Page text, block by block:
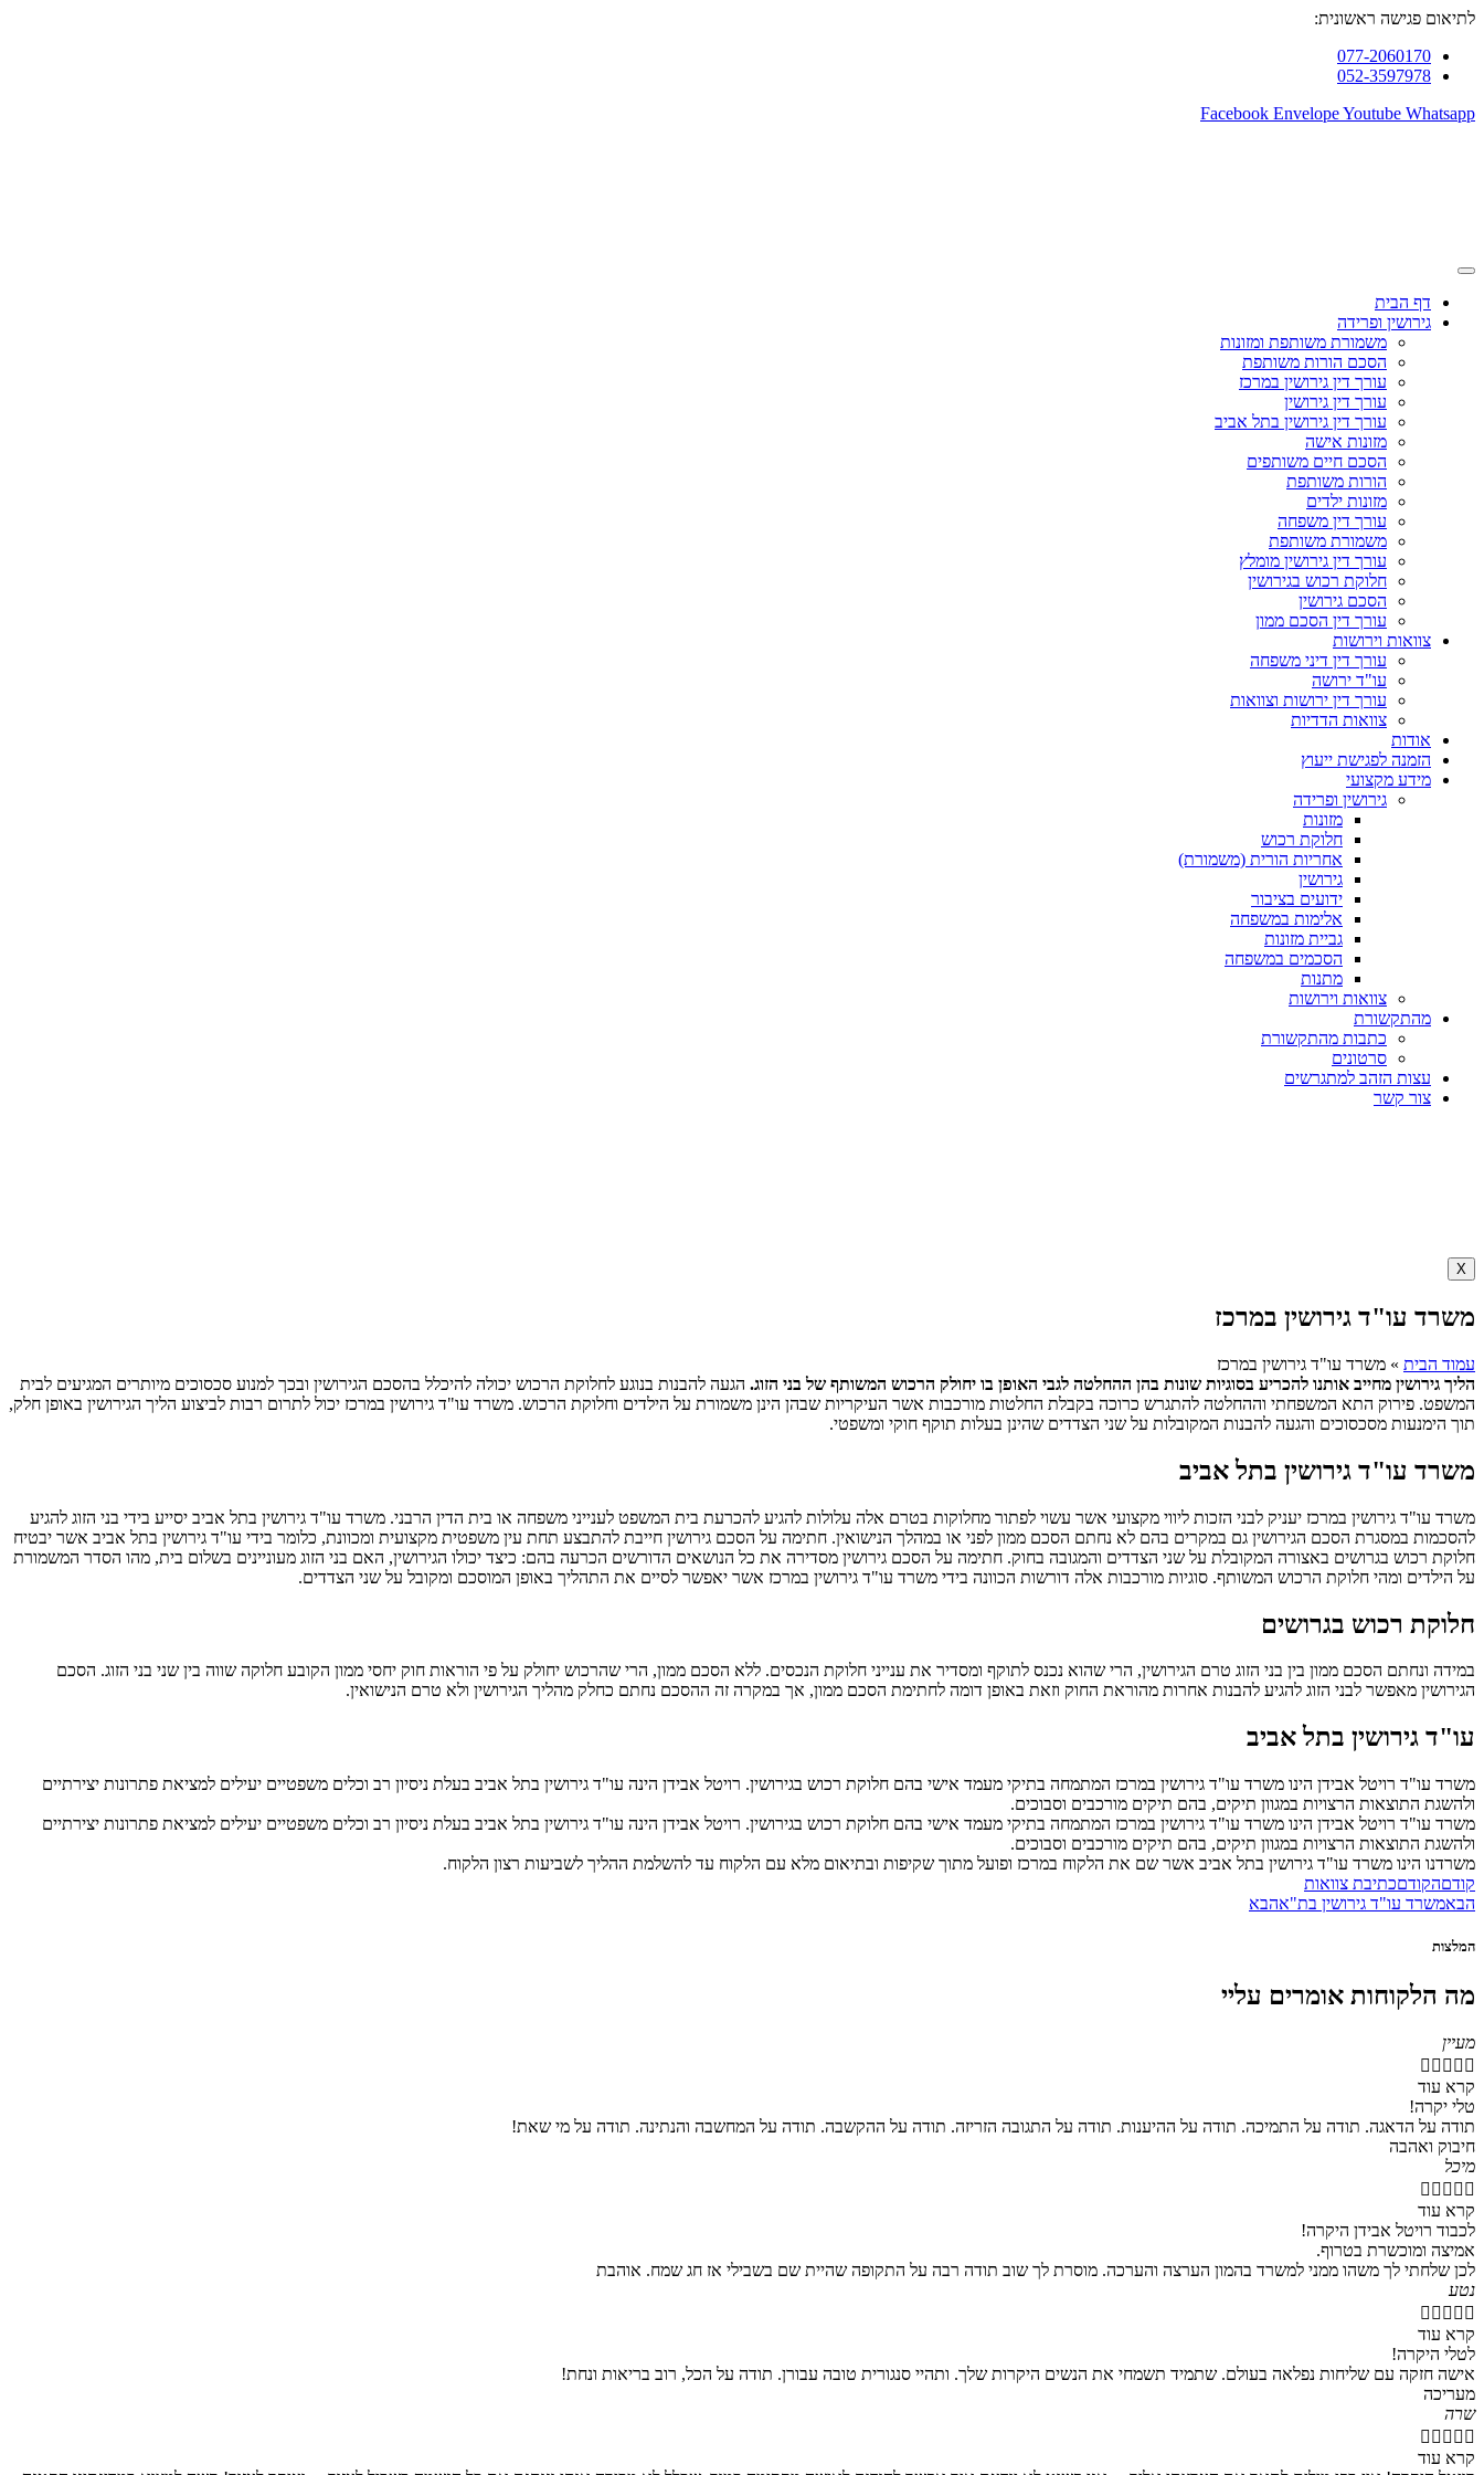
לתיאום פגישה ראשונית:
077-2060170
052-3597978
Facebook EnvelopeYoutube Whatsapp
דף הבית
גירושין ופרידה
משמורת משותפת ומזונות
הסכם הורות משותפת
עורך דין גירושין במרכז
עורך דין גירושין
עורך דין גירושין בתל אביב
מזונות אישה
הסכם חיים משותפים
הורות משותפת
מזונות ילדים
עורך דין משפחה
משמורת משותפת
עורך דין גירושין מומלץ
חלוקת רכוש בגירושין
הסכם גירושין
עורך דין הסכם ממון
צוואות וירושות
עורך דין דיני משפחה
עו"ד ירושה
עורך דין ירושות וצוואות
צוואות הדדיות
אודות
הזמנה לפגישת ייעוץ
מידע מקצועי
גירושין ופרידה
מזונות
חלוקת רכוש
אחריות הורית (משמורת)
גירושין
ידועים בציבור
אלימות במשפחה
גביית מזונות
הסכמים במשפחה
מתנות
צוואות וירושות
מהתקשורת
כתבות מהתקשורת
סרטונים
עצות הזהב למתגרשים
צור קשר
X
משרד עו"ד גירושין במרכז
עמוד הבית » משרד עו"ד גירושין במרכז
הליך גירושין מחייב אותנו להכריע בסוגיות שונות בהן ההחלטה לגבי האופן בו יחולק הרכוש המשותף של בני הזוג. הגעה להבנות בנוגע לחלוקת הרכוש יכולה להיכלל בהסכם הגירושין ובכך למנוע סכסוכים מיותרים המגיעים לבית
המשפט. פירוק התא המשפחתי וההחלטה להתגרש כרוכה בקבלת החלטות מורכבות אשר העיקריות שבהן הינן משמורת על הילדים וחלוקת הרכוש. משרד עו"ד גירושין במרכז יכול לתרום רבות לביצוע הליך הגירושין באופן חלק,
תוך הימנעות מסכסוכים והגעה להבנות המקובלות על שני הצדדים שהינן בעלות תוקף חוקי ומשפטי.
משרד עו"ד גירושין בתל אביב
משרד עו"ד גירושין במרכז יעניק לבני הזכות ליווי מקצועי אשר עשוי לפתור מחלוקות בטרם אלה עלולות להגיע להכרעת בית המשפט לענייני משפחה או בית הדין הרבני. משרד עו"ד גירושין בתל אביב יסייע בידי בני הזוג להגיע
להסכמות במסגרת הסכם הגירושין גם במקרים בהם לא נחתם הסכם ממון לפני או במהלך הנישואין. חתימה על הסכם גירושין חייבת להתבצע תחת עין משפטית מקצועית ומכוונת, כלומר בידי עו"ד גירושין בתל אביב אשר יבטיח
חלוקת רכוש בגרושים באצורה המקובלת על שני הצדדים והמגובה בחוק. חתימה על הסכם גירושין מסדירה את כל הנושאים הדורשים הכרעה בהם: כיצד יכולו הגירושין, האם בני הזוג מעוניינים בשלום בית, מהו הסדר המשמורת
על הילדים ומהי חלוקת הרכוש המשותף. סוגיות מורכבות אלה דורשות הכוונה בידי משרד עו"ד גירושין במרכז אשר יאפשר לסיים את התהליך באופן המוסכם ומקובל על שני הצדדים.
חלוקת רכוש בגרושים
במידה ונחתם הסכם ממון בין בני הזוג טרם הגירושין, הרי שהוא נכנס לתוקף ומסדיר את ענייני חלוקת הנכסים. ללא הסכם ממון, הרי שהרכוש יחולק על פי הוראות חוק יחסי ממון הקובע חלוקה שווה בין שני בני הזוג. הסכם
הגירושין מאפשר לבני הזוג להגיע להבנות אחרות מהוראת החוק וזאת באופן דומה לחתימת הסכם ממון, אך במקרה זה ההסכם נחתם כחלק מהליך הגירושין ולא טרם הנישואין.
עו"ד גירושין בתל אביב
משרד עו"ד רויטל אבידן הינו משרד עו"ד גירושין במרכז המתמחה בתיקי מעמד אישי בהם חלוקת רכוש בגירושין. רויטל אבידן הינה עו"ד גירושין בתל אביב בעלת ניסיון רב וכלים משפטיים יעילים למציאת פתרונות יצירתיים
ולהשגת התוצאות הרצויות במגוון תיקים, בהם תיקים מורכבים וסבוכים.
משרד עו"ד רויטל אבידן הינו משרד עו"ד גירושין במרכז המתמחה בתיקי מעמד אישי בהם חלוקת רכוש בגירושין. רויטל אבידן הינה עו"ד גירושין בתל אביב בעלת ניסיון רב וכלים משפטיים יעילים למציאת פתרונות יצירתיים
ולהשגת התוצאות הרצויות במגוון תיקים, בהם תיקים מורכבים וסבוכים.
משרדנו הינו משרד עו"ד גירושין בתל אביב אשר שם את הלקוח במרכז ופועל מתוך שקיפות ובתיאום מלא עם הלקוח עד להשלמת ההליך לשביעות רצון הלקוח.
קודםהקודםכתיבת צוואות
הבאמשרד עו"ד גירושין בת"אהבא
המלצות
מה הלקוחות אומרים עליי
מעיין
    
קרא עוד
טלי יקרה!
תודה על הדאגה. תודה על התמיכה. תודה על ההיענות. תודה על התגובה הזריזה. תודה על ההקשבה. תודה על המחשבה והנתינה. תודה על מי שאת!
חיבוק ואהבה
מיכל
    
קרא עוד
לכבוד רויטל אבידן היקרה!
אמיצה ומוכשרת בטרוף.
לכן שלחתי לך משהו ממני למשרד בהמון הערצה והערכה. מוסרת לך שוב תודה רבה על התקופה שהיית שם בשבילי אז חג שמח. אוהבת
נטע
    
קרא עוד
לטלי היקרה!
אישה חזקה עם שליחות נפלאה בעולם. שתמיד תשמחי את הנשים היקרות שלך. ותהיי סנגורית טובה עבורן. תודה על הכל, רוב בריאות ונחת!
מעריכה
שרה
    
קרא עוד